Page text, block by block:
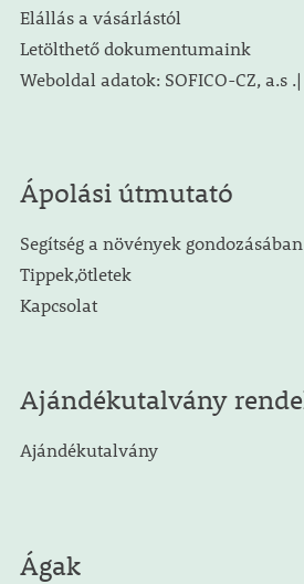
Elállás a vásárlástól
Letölthető dokumentumaink
Weboldal adatok: SOFICO-CZ, a.s
Ápolási útmutató
Segítség a növények gondozásában
Tippek,ötletek
Kapcsolat
Ajándékutalvány
Ajándékutalvány
Ágak